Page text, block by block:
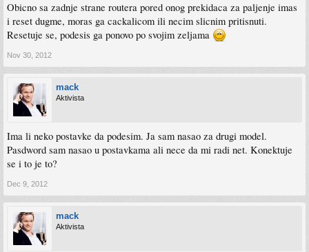
Obicno sa zadnje strane routera pored onog prekidaca za paljenje imas
i reset dugme, moras ga cackalicom ili necim slicnim pritisnuti.
Resetuje se, podesis ga ponovo po svojim zeljama
Nov 30, 2012
mack
Aktivista
Ima li neko postavke da podesim. Ja sam nasao za drugi model.
Pasdword sam nasao u postavkama ali nece da mi radi net. Konektuje
se i to je to?
Dec 9, 2012
mack
Aktivista